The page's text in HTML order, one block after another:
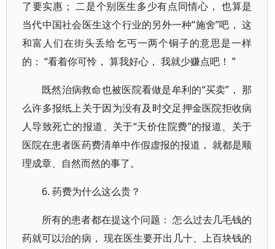
了要实惠； 二是个别医生多少有点同情心， 也算是
当代中国社会医生这个行业的另外一种“施舍”吧， 这
和富人们在街头丢给乞丐一两个铜子的意思是一样
的： “看着你可怜， 算我好心， 我就少赚点吧！ ”
既然治病救命也被医院看做是牟利的“买卖”， 那
么许多报纸上关于因为没有及时交足押金医院拒收病
人导致死亡的报道、关于“天价住院费”的报道、关于
医院在患者医药费清单中作假虚报的报道， 就都是顺
理成章、自然而然的事了。
6. 药费为什么这么贵？
所有的患者都在提这个问题： 怎么过去几毛钱的
药就可以治的病， 现在医生要开出几十、上百块钱的